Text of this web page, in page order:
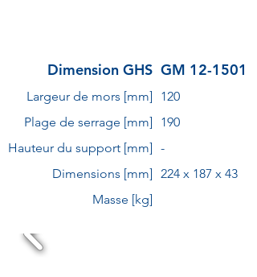
Dimension GHS GM 12-1501
Largeur de mors [mm]
120
Plage de serrage [mm]
190
Hauteur du support [mm] -
Dimensions [mm] 224 x 187 x 43
Masse [kg]